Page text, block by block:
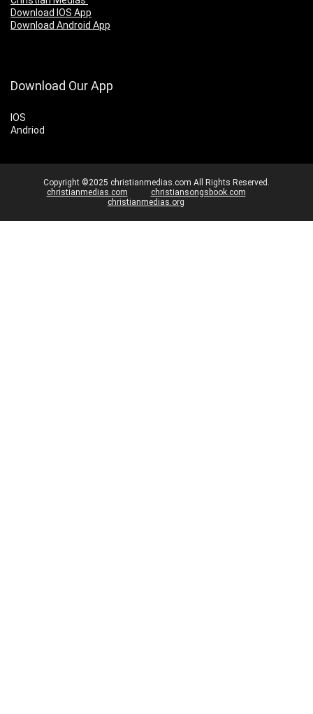
Download IOS App
Download Android App
Download Our App
IOS
Andriod
Copyright ©2025 christianmedias.com All Rights Reserved.
christianmedias.com
christiansongsbook.com
christianmedias.org